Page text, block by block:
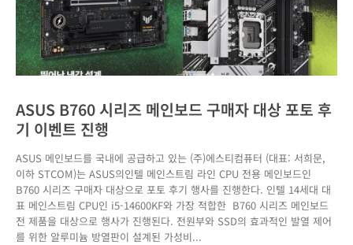
ASUS B760 시리즈 메인보드 구매자 대상 포토 후
기 이벤트 진행
ASUS 메인보드를 국내에 공급하고 있는 (주)에스티컴퓨터 (대표: 서희문,
이하 STCOM)는 ASUS의인텔 메인스트림 라인 CPU 전용 메인보드인
B760 시리즈 구매자 대상으로 포토 후기 행사를 진행한다. 인텔 14세대 대
표 메인스트림 CPU인 i5-14600KF와 가장 적합한 B760 시리즈 메인보드
전 제품을 대상으로 행사가 진행된다. 전원부와 SSD의 효과적인 발열 제어
를 위한 알루미늄 방열판이 설계된 가성비...